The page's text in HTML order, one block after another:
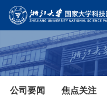
公司要闻 焦点关注